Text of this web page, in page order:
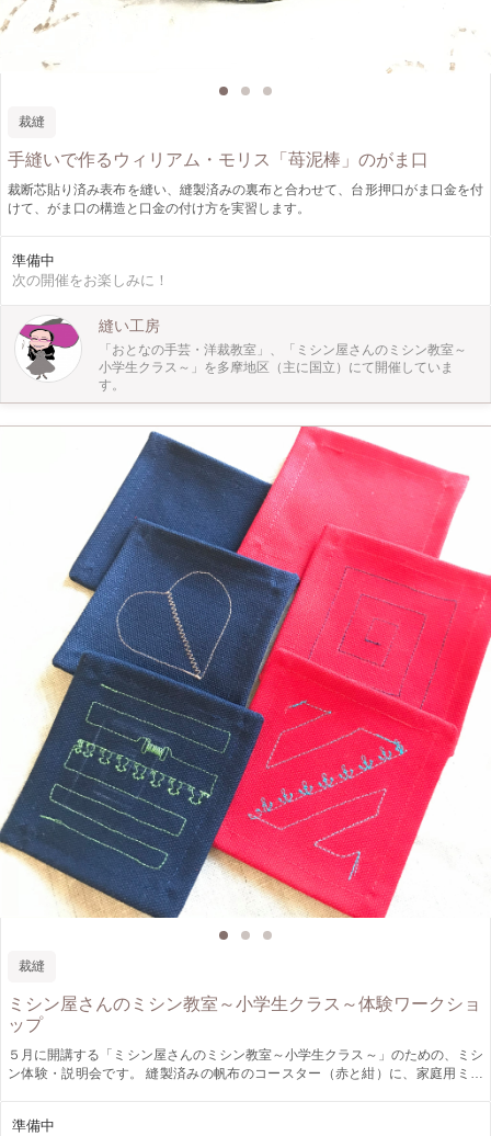
裁縫
手縫いで作るウィリアム・モリス「苺泥棒」のがま口
裁断芯貼り済み表布を縫い、縫製済みの裏布と合わせて、台形押口がま口金を付
けて、がま口の構造と口金の付け方を実習します。
準備中
次の開催をお楽しみに！
縫い工房
「おとなの手芸・洋裁教室」、「ミシン屋さんのミシン教室～
小学生クラス～」を多摩地区（主に国立）にて開催していま
す。
裁縫
ミシン屋さんのミシン教室～小学生クラス～体験ワークショ
ップ
５月に開講する「ミシン屋さんのミシン教室～小学生クラス～」のための、ミシ
ン体験・説明会です。 縫製済みの帆布のコースター（赤と紺）に、家庭用ミシ
準備中